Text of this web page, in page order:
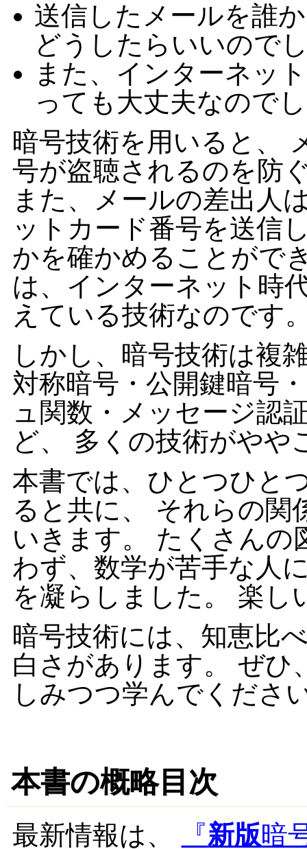
送信したメールを誰
どうしたらいいので
また、インターネッ
っても大丈夫なので
暗号技術を用いると、
号が盗聴されるのを防
また、メールの差出人
ットカード番号を送信
かを確かめることがで
は、インターネット時
えている技術なのです
しかし、暗号技術は複
対称暗号・公開鍵暗号
ュ関数・メッセージ認
ど、 多くの技術がやや
本書では、ひとつひと
ると共に、 それらの関
いきます。 たくさんの
わず、数学が苦手な人
を凝らしました。 楽し
暗号技術には、知恵比
白さがあります。 ぜひ
しみつつ学んでくださ
本書の概略目次
最新情報は、 『新版暗